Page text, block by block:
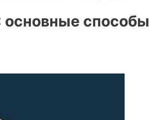
основные способы